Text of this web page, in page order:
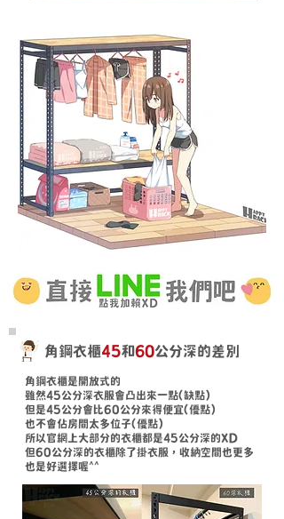
角鋼衣櫃45和60公分深的差別
角鋼衣櫃是開放式的
雖然45公分深衣服會凸出來一點(缺點)
但是45公分會比60公分來得便宜(優點)
也不會佔房間太多位子(優點)
所以官網上大部分的衣櫃都是45公分深的XD
但60公分深的衣櫃除了掛衣服，收納空間也更多
也是好選擇喔^^